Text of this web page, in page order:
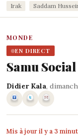
Irak Saddam
MONDE
EN DIRECT
Samu Social
Didier Kala,
Mis à jour il y a 3